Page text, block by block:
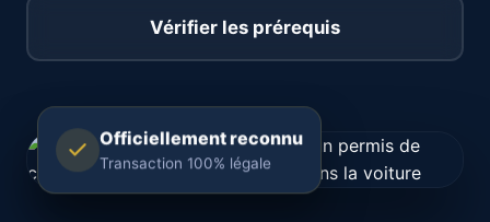
Vérifier les prérequis
Officiellement reconnu
Transaction 100% légale